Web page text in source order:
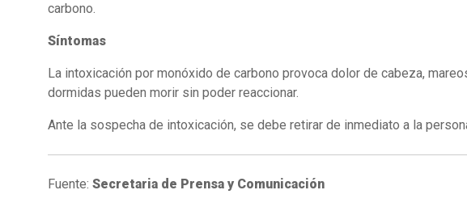
carbono.
Síntomas
La intoxicación por monóxido de carbono provoca dolor de cabeza,
dormidas pueden morir sin poder reaccionar.
Ante la sospecha de intoxicación, se debe retirar de inmediato a la
Fuente: Secretaria de Prensa y Comunicación